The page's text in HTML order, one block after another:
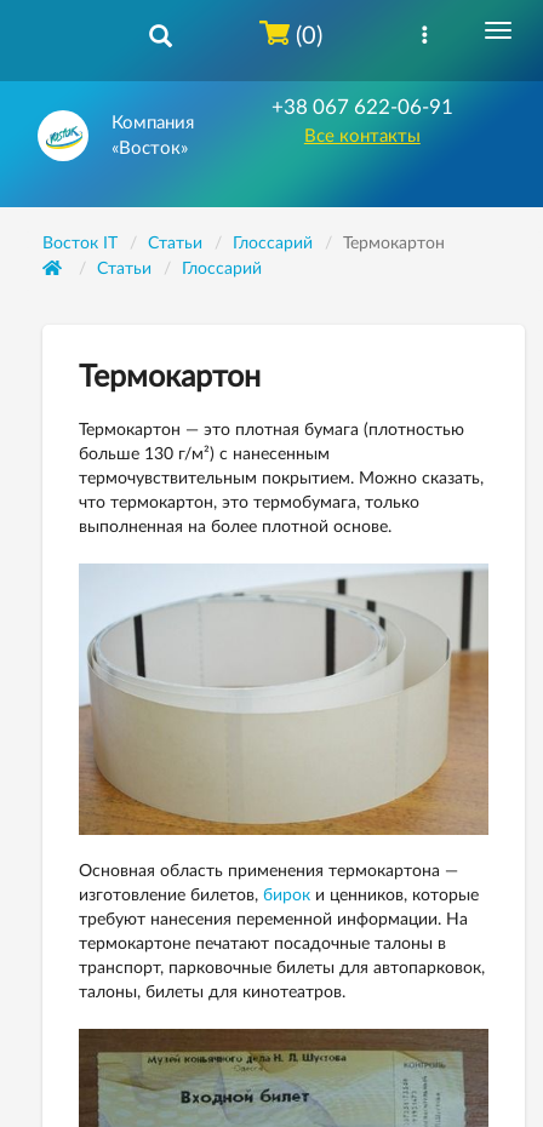
Компания
«Восток»
+38 067 622-06-91
Все контакты
(0)
Восток IT Статьи Глоссарий
Термокартон
Статьи
Глоссарий
Термокартон
Термокартон — это плотная бумага (плотностью
больше 130 г/м²) с нанесенным
термочувствительным покрытием. Можно сказать,
что термокартон, это термобумага, только
выполненная на более плотной основе.
Основная область применения термокартона —
изготовление билетов, бирок и ценников, которые
требуют нанесения переменной информации. На
термокартоне печатают посадочные талоны в
транспорт, парковочные билеты для автопарковок,
талоны, билеты для кинотеатров.